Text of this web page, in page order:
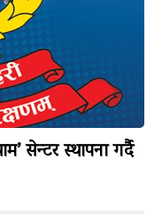
सेन्टर स्थापना गर्दै